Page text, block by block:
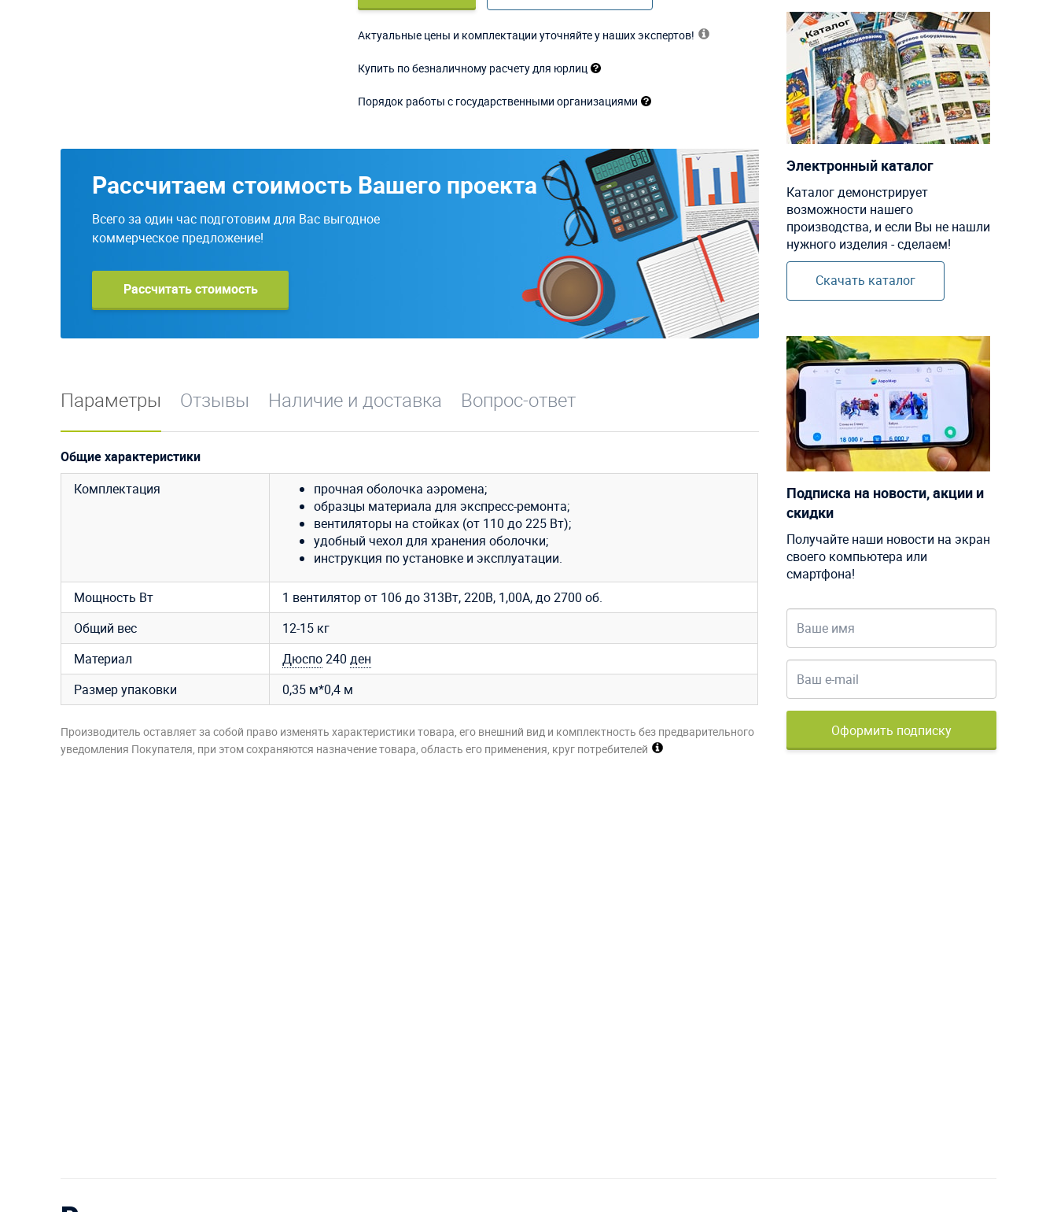
Актуальные цены и комплектации уточняйте у наших экспертов!
Купить по безналичному расчету для юрлиц
Порядок работы с государственными организациями
Рассчитаем стоимость Вашего проекта
Всего за один час подготовим для Вас выгодное
коммерческое предложение!
Рассчитать стоимость
Параметры Отзывы Наличие и доставка Вопрос-ответ
Общие характеристики
Комплектация
прочная оболочка аэромена;
образцы материала для экспресс-ремонта;
вентиляторы на стойках (от 110 до 225 Вт);
удобный чехол для хранения оболочки;
инструкция по установке и эксплуатации.
Мощность Вт
1 вентилятор от 106 до 313Вт, 220В, 1,00A, до 2700 об.
Общий вес
12-15 кг
Материал
Дюспо240 ден
Размер упаковки
0,35 м*0,4 м
Производитель оставляет за собой право изменять характеристики товара, его внешний вид и комплектность без предварительного
уведомления Покупателя, при этом сохраняются назначение товара, область его применения, круг потребителей
Электронный каталог
Каталог демонстрирует
возможности нашего
производства, и если Вы не нашли
нужного изделия - сделаем!
Скачать каталог
Подписка на новости, акции и
скидки
Получайте наши новости на экран
своего компьютера или
смартфона!
Оформить подписку